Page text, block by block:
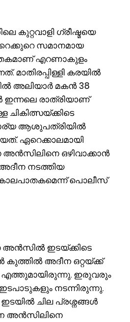
കുറ്റവാളി ഗ്രീഷ്മയെ
സമാനമായ
എറണാകുളം
മാതിരപ്പിള്ളി കരയിൽ
അലിയാർ മകൻ 38
രാത്രിയാണ്
ചികിത്സയ്ക്കിടെ
ആശുപത്രിയിൽ
ഏറെക്കാലമായി
അന്‍സിലിനെ ഒഴിവാക്കാൻ
നടത്തിയ
പൊലീസ്
അൻസിൽ ഇടയ്ക്കിടെ
കുത്തിൽ അദീന ഒറ്റയ്ക്ക്
എത്തുമായിരുന്നു. ഇരുവരും
നടന്നിരുന്നു.
ചില പ്രശ്നങ്ങൾ
അന്‍സിലിനെ